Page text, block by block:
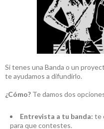
Si tenes una Banda o un
te ayudamos a difundirlo.
¿Cómo? Te damos dos
Entrevista a tu banda: te
para que contestes.